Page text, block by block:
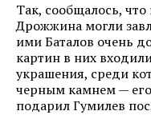
Так, сообщалось,
Дрожжина могли
ими Баталов очень
картин в них
украшения, среди
черным камнем —
подарил Гумилев